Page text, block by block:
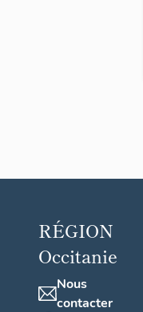
RÉGION
Occitanie
Nous
contacter